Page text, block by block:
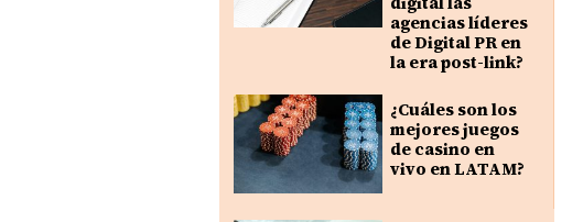
agencias líderes
de Digital PR en
la era post-link?
¿Cuáles son los
mejores juegos
de casino en
vivo en LATAM?